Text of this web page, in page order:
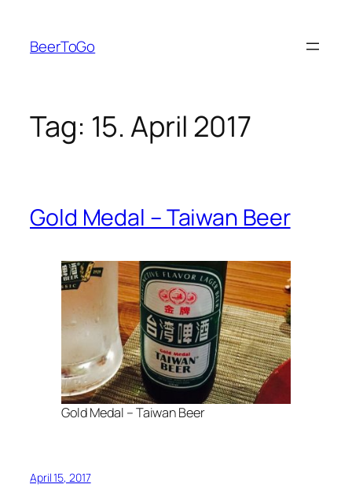
springen
BeerToGo
Tag: 15. April 2017
Gold Medal – Taiwan Beer
Gold Medal – Taiwan Beer
April 15, 2017